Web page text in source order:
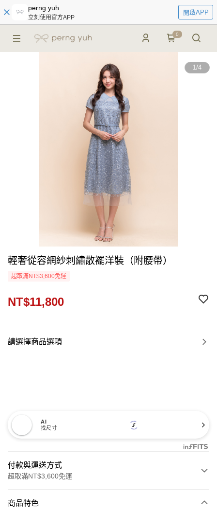
perng yuh
立刻使用官方APP
開啟APP
0
1/4
輕奢從容網紗刺繡散襬洋裝（附腰帶）
超取滿NT$3,600免運
NT$11,800
請選擇商品選項
AI
找尺寸
付款與運送方式
超取滿NT$3,600免運
信用卡一次付款
商品特色